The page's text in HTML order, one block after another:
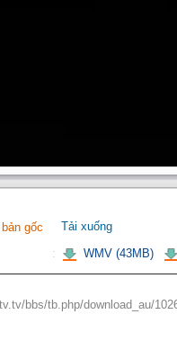
gốc
Tải xuống
:
WMV (43MB)
bbs/tb.php/download_au/